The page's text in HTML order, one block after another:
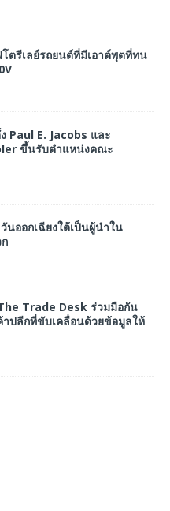
ตรีเลย์รถยนต์ที่มีเอาต์พุตที่ทน
Paul E. Jacobs และ
ขึ้นรับตำแหน่งคณะ
นออกเฉียงใต้เป็นผู้นําใน
Trade Desk ร่วมมือกัน
ปลีกที่ขับเคลื่อนด้วยข้อมูลให้